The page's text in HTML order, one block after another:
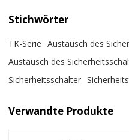
Stichwörter
TK-Serie
Austausch des
Austausch des
Sicherheitsschalter
Verwandte Produkte